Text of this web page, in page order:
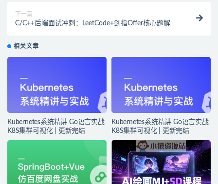
下一篇
C/C++后端面试冲刺：LeetCode+剑指Offer核心题解
相关文章
Kubernetes系统精讲 Go语言实战
K8S集群可视化 | 更新完结
Kubernetes系统精讲 Go语言实战
K8S集群可视化 | 更新完结